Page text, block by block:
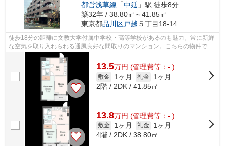
都営浅草線 「中延 」駅 徒歩8分
築32年 / 38.80㎡～41.85㎡
東京都品川区戸越 ５丁目18-14
徒歩18分の距離に文教大学付属中学校・高等学校があるのも魅力。常に新鮮
な空気を取り入れられる通風良好な間取りのマンション。こちらの物件では
初期費用をカードでお支払いいただけ...
13.5万円 (管理費等：- )
敷金 1ヶ月 礼金
1ヶ月
2階 / 2DK / 41.85㎡
13.8万円 (管理費等：- )
敷金 1ヶ月 礼金
1ヶ月
4階 / 2DK / 38.80㎡